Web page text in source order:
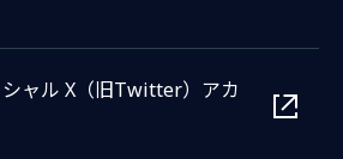
シャル X（旧Twitter）アカ